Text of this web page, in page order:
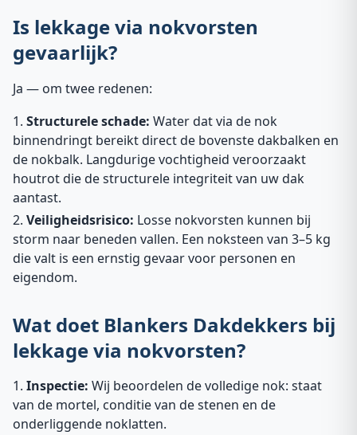
Is lekkage via nokvorsten
gevaarlijk?
Ja — om twee redenen:
Structurele schade: Water dat via de nok
binnendringt bereikt direct de bovenste dakbalken en
de nokbalk. Langdurige vochtigheid veroorzaakt
houtrot die de structurele integriteit van uw dak
aantast.
Veiligheidsrisico: Losse nokvorsten kunnen bij
storm naar beneden vallen. Een noksteen van 3–5 kg
die valt is een ernstig gevaar voor personen en
eigendom.
Wat doet Blankers Dakdekkers bij
lekkage via nokvorsten?
Inspectie: Wij beoordelen de volledige nok: staat
van de mortel, conditie van de stenen en de
onderliggende noklatten.